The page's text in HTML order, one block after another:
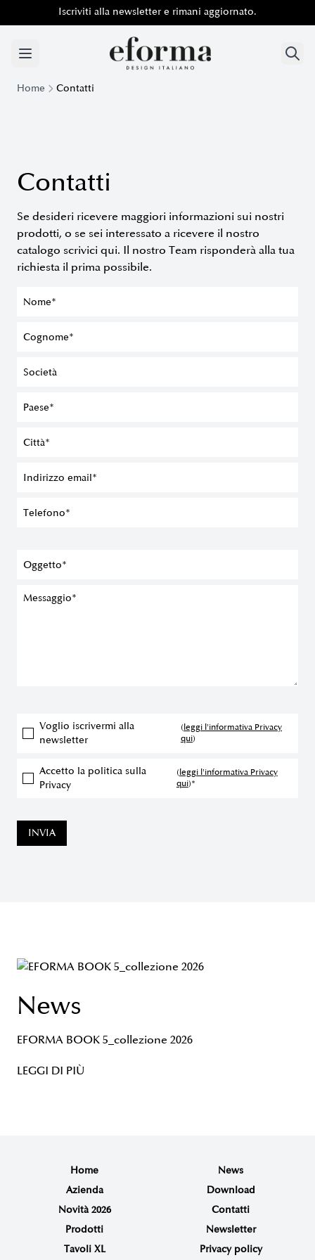
Iscriviti alla newsletter e rimani aggiornato.
Iscriviti alla newsletter e rimani aggiornato.
Home Contatti
Contatti
Se desideri ricevere maggiori informazioni sui nostri
prodotti, o se sei interessato a ricevere il nostro
catalogo scrivici qui. Il nostro Team risponderà alla tua
richiesta il prima possibile.
Voglio iscrivermi alla
newsletter
(leggi l'informativa Privacy
qui)
Accetto la politica sulla
Privacy
(leggi l'informativa Privacy
qui)*
INVIA
News
EFORMA BOOK 5_collezione 2026
LEGGI DI PIÙ
Home
Azienda
Novità 2026
Prodotti
Tavoli XL
News
Download
Contatti
Newsletter
Privacy policy